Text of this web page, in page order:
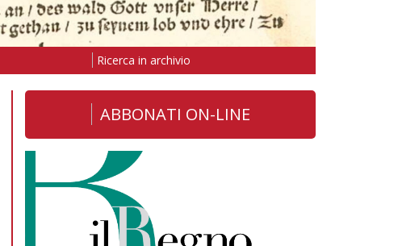
Ricerca in archivio
ABBONATI ON-LINE